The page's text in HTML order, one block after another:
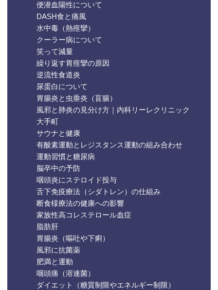
便潜血陽性について
DASH食と痛風
水中毒（熱痙攣）
クーラー病について
笑って減量
繰り返す胃痙攣の原因
逆流性食道炎
尿蛋白について
胃腸炎と虫垂炎（盲腸）
風邪と肺炎の見分け方｜内科リーレクリニック
大手町
サウナと健康
有酸素運動とレジスタンス運動の組み合わせ
運動習慣と糖尿病
脳卒中の予防
咽頭炎にステロイド投与
舌下免疫療法（シダトレン）の仕組み
断食様療法の健康への影響
家族性高コレステロール血症
脂肪肝
胃腸炎（嘔吐や下痢）
風邪に抗菌薬
肥満と運動
咽頭痛（溶連菌）
ダイエット（糖質制限やエネルギー制限）